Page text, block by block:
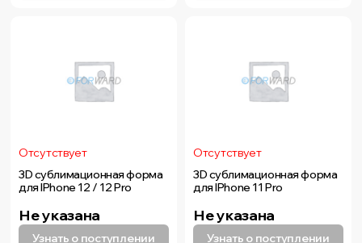
Отсутствует
3D сублимационная форма
для IPhone 12 / 12 Pro
Не указана
Узнать о поступлении
Отсутствует
3D сублимационная форма
для IPhone 11 Pro
Не указана
Узнать о поступлении